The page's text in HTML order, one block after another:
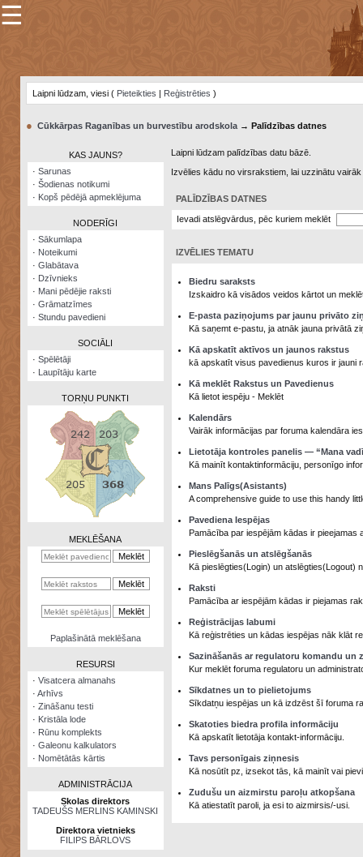
×
Šodienas
notikumi
Visatcera
almanahs
Arhīvs
Zināšanu
kalkulators
Nomētātās
☰
Laipni lūdzam, viesi ( Pieteikties | Reģistrēties )
● Cūkkārpas Raganības un burvestību arodskola→ Palīdzības datnes
KAS JAUNS?
· Sarunas
· Šodienas notikumi
· Kopš pēdējā apmeklējuma
NODERĪGI
· Sākumlapa
· Noteikumi
· Glabātava
· Dzīvnieks
· Mani pēdējie raksti
· Grāmatzīmes
· Stundu pavedieni
SOCIĀLI
· Spēlētāji
· Laupītāju karte
TORŅU PUNKTI
MEKLĒŠANA
Paplašinātā meklēšana
RESURSI
· Visatcera almanahs
· Arhīvs
· Zināšanu testi
· Kristāla lode
· Rūnu komplekts
· Galeonu kalkulators
· Nomētātās kārtis
ADMINISTRĀCIJA
Skolas direktors
TADEUŠS MERLINS KAMINSKI
Direktora vietnieks
FILIPS BĀRLOVS
Laipni lūdzam palīdzības datu bāzē.
Izvēlies kādu no virsrakstiem, lai uzzinātu
PALĪDZĪBAS DATNES
Ievadi atslēgvārdus, pēc kuriem meklēt
IZVĒLIES TEMATU
Biedru saraksts
Izskaidro kā visādos veidos kārtot un
E-pasta paziņojums par jaunu privāto
Kā saņemt e-pastu, ja atnāk jauna privātā
Kā apskatīt aktīvos un jaunos rakstus
kā apskatīt visus pavedienus kuros ir jauni
Kā meklēt Rakstus un Pavedienus
Kā lietot iespēju - Meklēt
Kalendārs
Vairāk informācijas par foruma kalendāra
Lietotāja kontroles panelis — “Mana
Kā mainīt kontaktinformāciju, personīgo
Mans Palīgs(Asistants)
A comprehensive guide to use this handy
Pavediena Iespējas
Pamācība par iespējām kādas ir pieejamas
Pieslēgšanās un atslēgšanās
Kā pieslēgties(Login) un atslēgties(Logout)
Raksti
Pamācība ar iespējām kādas ir piejamas
Reģistrācijas labumi
Kā reģistrēties un kādas iespējas nāk klāt
Sazināšanās ar regulatoru komandu un
Kur meklēt foruma regulatoru un
Sīkdatnes un to pielietojums
Sīkdatņu iespējas un kā izdzēst šī foruma
Skatoties biedra profila informāciju
Kā apskatīt lietotāja kontakt-informāciju.
Tavs personīgais ziņnesis
Kā nosūtīt pz, izsekot tās, kā mainīt vai
Zudušu un aizmirstu paroļu atkopšana
Kā atiestatīt paroli, ja esi to aizmirsis/-usi.